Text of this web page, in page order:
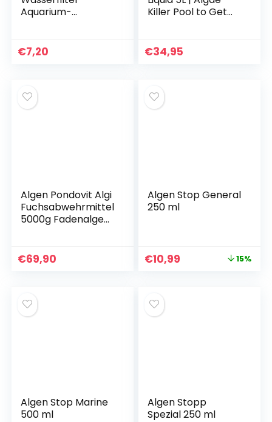
Aquarium-
Wabenstruktur,
ultrastarker
€7,20
Killer Pool to Get
Anti Algae Agent
Pool & Whirlpool |
Algaecide Algae
Prevention
€34,95
Algen Pondovit Algi
Fuchsabwehrmittel
5000g Fadenalgen
€69,90
Algen Stop General
250 ml
€10,99 15%
Algen Stop Marine
500 ml
Algen Stopp
Spezial 250 ml